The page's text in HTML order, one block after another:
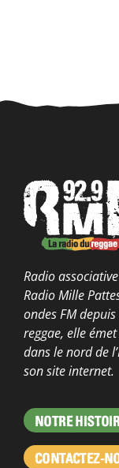
Radio
Radio Mille
ondes FM
reggae, elle
dans le nord de
son site internet.
NOTRE
CONTACTEZ-